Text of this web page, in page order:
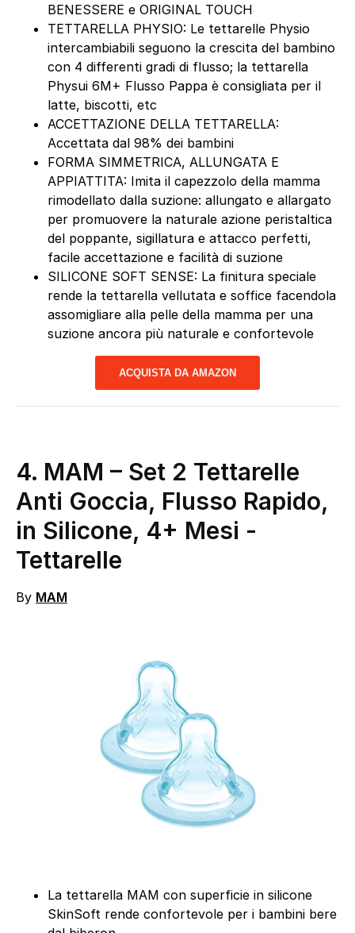
BENESSERE e ORIGINAL TOUCH
TETTARELLA PHYSIO: Le tettarelle Physio
intercambiabili seguono la crescita del bambino
con 4 differenti gradi di flusso; la tettarella
Physui 6M+ Flusso Pappa è consigliata per il
latte, biscotti, etc
ACCETTAZIONE DELLA TETTARELLA:
Accettata dal 98% dei bambini
FORMA SIMMETRICA, ALLUNGATA E
APPIATTITA: Imita il capezzolo della mamma
rimodellato dalla suzione: allungato e allargato
per promuovere la naturale azione peristaltica
del poppante, sigillatura e attacco perfetti,
facile accettazione e facilità di suzione
SILICONE SOFT SENSE: La finitura speciale
rende la tettarella vellutata e soffice facendola
assomigliare alla pelle della mamma per una
suzione ancora più naturale e confortevole
ACQUISTA DA AMAZON
4. MAM – Set 2 Tettarelle
Anti Goccia, Flusso Rapido,
in Silicone, 4+ Mesi -
Tettarelle
By MAM
La tettarella MAM con superficie in silicone
SkinSoft rende confortevole per i bambini bere